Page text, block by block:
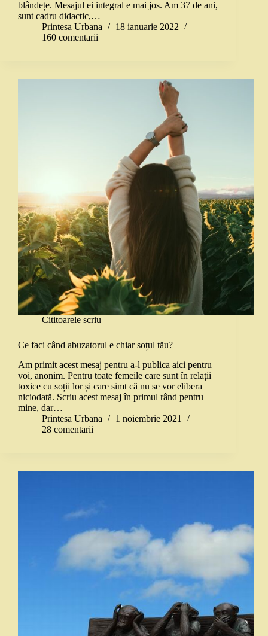
blândețe. Mesajul ei integral e mai jos. Am 37 de ani,
sunt cadru didactic,…
Printesa Urbana
18 ianuarie 2022
160 comentarii
Cititoarele scriu
Ce faci când abuzatorul e chiar soțul tău?
Am primit acest mesaj pentru a-l publica aici pentru
voi, anonim. Pentru toate femeile care sunt în relații
toxice cu soții lor și care simt că nu se vor elibera
niciodată. Scriu acest mesaj în primul rând pentru
mine, dar…
Printesa Urbana
1 noiembrie 2021
28 comentarii